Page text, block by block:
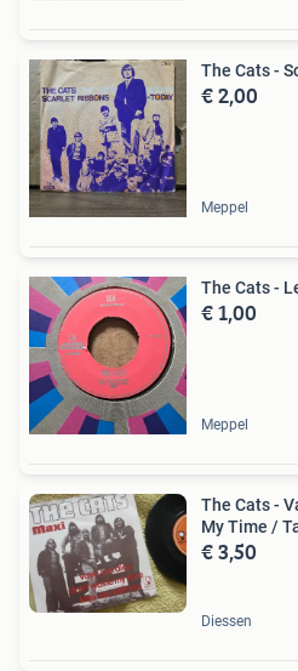
The Cats -
€ 2,00
Meppel
The Cats -
€ 1,00
Meppel
The Cats -
My Time /
€ 3,50
Diessen